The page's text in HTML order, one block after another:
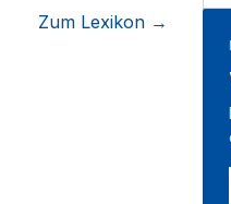
Zum Lexikon →